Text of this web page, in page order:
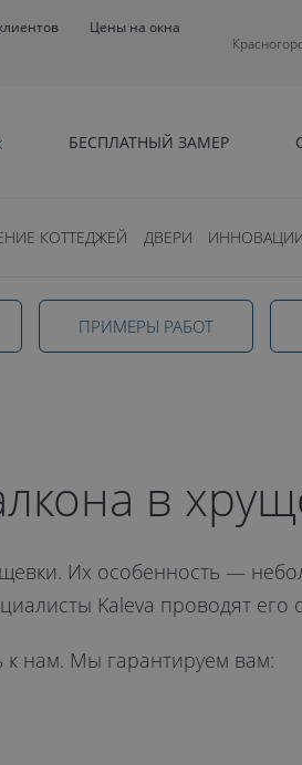
Цены на окна
БЕСПЛАТНЫЙ ЗАМЕР
КОТТЕДЖЕЙ ДВЕРИ
ПРИМЕРЫ РАБОТ
в
Их особенность —
Kaleva проводят его
к нам. Мы гарантируем вам: